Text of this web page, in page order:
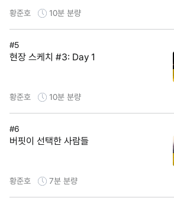
황준호 10분 분량
#5
현장 스케치 #3: Day 1
황준호 10분 분량
#6
버핏이 선택한 사람들
황준호 7분 분량